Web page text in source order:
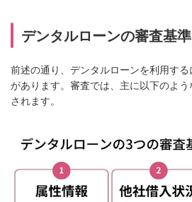
デンタルローンの審査基準
前述の通り、デンタルローンを利用す
があります。審査では、主に以下のよ
されます。